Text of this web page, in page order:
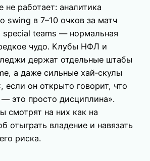
не работает: аналитика
swing в 7–10 очков за матч
special teams — нормальная
чудо. Клубы НФЛ и
держат отдельные штабы
а даже сильные хай‑скулы
если он открыто говорит, что
это просто дисциплина».
смотрят на них как на
отыграть владение и навязать
риска.